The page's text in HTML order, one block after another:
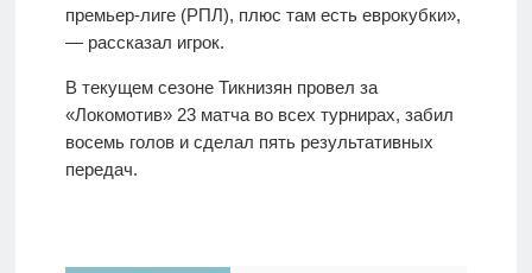
премьер-лиге (РПЛ), плюс там есть еврокубки»,
— рассказал игрок.
В текущем сезоне Тикнизян провел за
«Локомотив» 23 матча во всех турнирах, забил
восемь голов и сделал пять результативных
передач.